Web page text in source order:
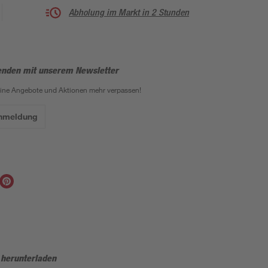
Abholung im Markt in 2 Stunden
mit unserem Newsletter
Angebote und Aktionen mehr verpassen!